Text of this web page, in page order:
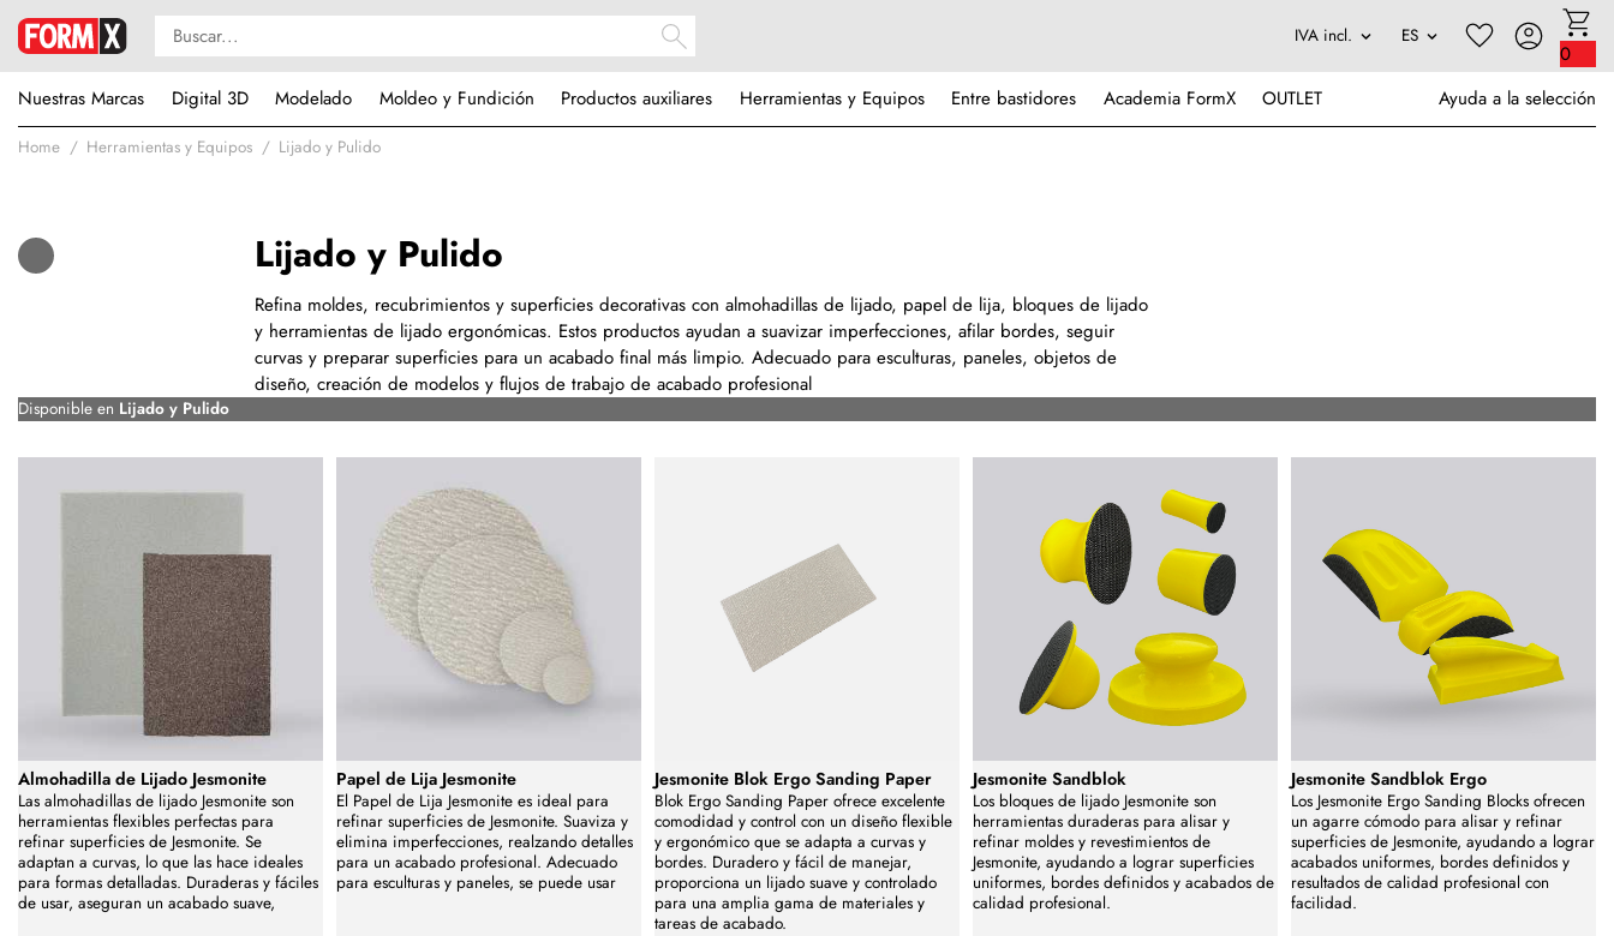
0
Nuestras Marcas
Digital 3D Modelado Moldeo y Fundición Productos auxiliares Herramientas y Equipos Entre bastidores Academia FormX OUTLET Ayuda a la selección
Home Herramientas y Equipos Lijado y Pulido
Lijado y Pulido
Refina moldes, recubrimientos y superficies decorativas con almohadillas de lijado, papel de lija, bloques de lijado
y herramientas de lijado ergonómicas. Estos productos ayudan a suavizar imperfecciones, afilar bordes, seguir
curvas y preparar superficies para un acabado final más limpio. Adecuado para esculturas, paneles, objetos de
diseño, creación de modelos y flujos de trabajo de acabado profesional
Disponible en Lijado y Pulido
Almohadilla de Lijado Jesmonite
Las almohadillas de lijado Jesmonite son
herramientas flexibles perfectas para
refinar superficies de Jesmonite. Se
adaptan a curvas, lo que las hace ideales
para formas detalladas. Duraderas y fáciles
de usar, aseguran un acabado suave,
Papel de Lija Jesmonite
El Papel de Lija Jesmonite es ideal para
refinar superficies de Jesmonite. Suaviza y
elimina imperfecciones, realzando detalles
para un acabado profesional. Adecuado
para esculturas y paneles, se puede usar
Jesmonite Blok Ergo Sanding Paper
Blok Ergo Sanding Paper ofrece excelente
comodidad y control con un diseño flexible
y ergonómico que se adapta a curvas y
bordes. Duradero y fácil de manejar,
proporciona un lijado suave y controlado
para una amplia gama de materiales y
tareas de acabado.
Jesmonite Sandblok
Los bloques de lijado Jesmonite son
herramientas duraderas para alisar y
refinar moldes y revestimientos de
Jesmonite, ayudando a lograr superficies
uniformes, bordes definidos y acabados de
calidad profesional.
Jesmonite Sandblok Ergo
Los Jesmonite Ergo Sanding Blocks ofrecen
un agarre cómodo para alisar y refinar
superficies de Jesmonite, ayudando a lograr
acabados uniformes, bordes definidos y
resultados de calidad profesional con
facilidad.